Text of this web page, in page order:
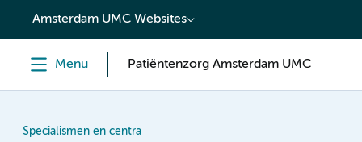
content
Amsterdam UMC Websites
Menu Patiëntenzorg Amsterdam UMC
Specialismen en centra